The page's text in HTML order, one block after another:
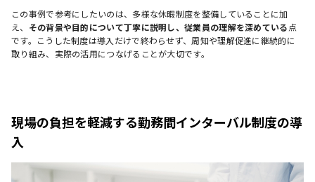
この事例で参考にしたいのは、多様な休暇制度を整備していることに加
え、 その背景や目的について丁寧に説明し、従業員の理解を深めている点
です。こうした制度は導入だけで終わらせず、周知や理解促進に継続的に
取り組み、実際の活用につなげることが大切です。
現場の負担を軽減する勤務間インターバル制度の導
入